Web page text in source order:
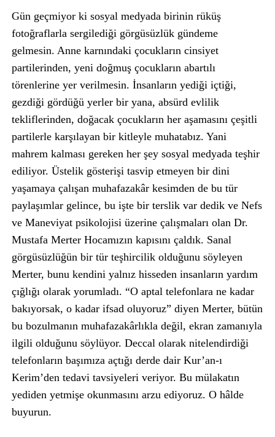
Gün geçmiyor ki sosyal medyada birinin rüküş
fotoğraflarla sergilediği görgüsüzlük gündeme
gelmesin. Anne karnındaki çocukların cinsiyet
partilerinden, yeni doğmuş çocukların abartılı
törenlerine yer verilmesin. İnsanların yediği içtiği,
gezdiği gördüğü yerler bir yana, absürd evlilik
tekliflerinden, doğacak çocukların her aşamasını çeşitli
partilerle karşılayan bir kitleyle muhatabız. Yani
mahrem kalması gereken her şey sosyal medyada teşhir
ediliyor. Üstelik gösterişi tasvip etmeyen bir dini
yaşamaya çalışan muhafazakâr kesimden de bu tür
paylaşımlar gelince, bu işte bir terslik var dedik ve Nefs
ve Maneviyat psikolojisi üzerine çalışmaları olan Dr.
Mustafa Merter Hocamızın kapısını çaldık. Sanal
görgüsüzlüğün bir tür teşhircilik olduğunu söyleyen
Merter, bunu kendini yalnız hisseden insanların yardım
çığlığı olarak yorumladı. “O aptal telefonlara ne kadar
bakıyorsak, o kadar ifsad oluyoruz” diyen Merter, bütün
bu bozulmanın muhafazakârlıkla değil, ekran zamanıyla
ilgili olduğunu söylüyor. Deccal olarak nitelendirdiği
telefonların başımıza açtığı derde dair Kur’an-ı
Kerim’den tedavi tavsiyeleri veriyor. Bu mülakatın
yediden yetmişe okunmasını arzu ediyoruz. O hâlde
buyurun.